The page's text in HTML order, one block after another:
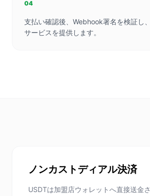
04
支払い確認後、Webhook署名を検証し
サービスを提供します。
ノンカストディアル決済
USDTは加盟店ウォレットへ直接送金